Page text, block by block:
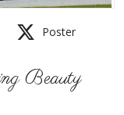
Poster
Beauty